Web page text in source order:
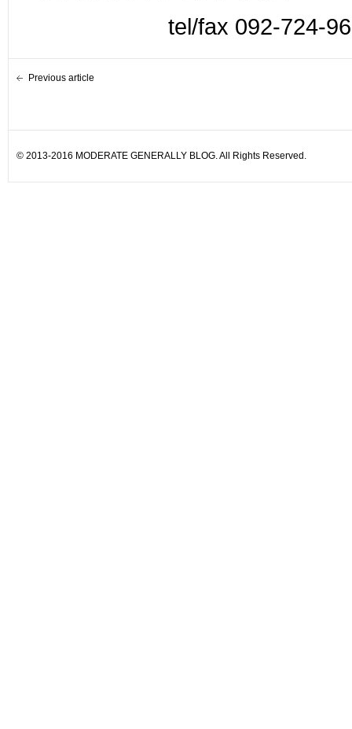
tel/fax 092-724-96
Previous article
© 2013-2016 MODERATE GENERALLY BLOG. All Rights Reserved.